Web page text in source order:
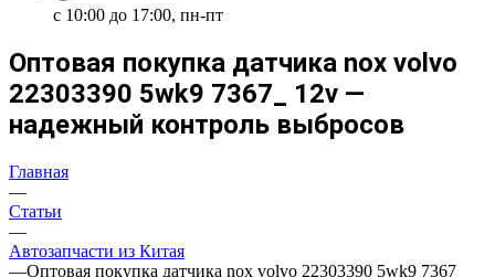
c 10:00 до 17:00, пн-пт
Оптовая покупка датчика nox volvo
22303390 5wk9 7367_ 12v —
надежный контроль выбросов
Главная
—
Статьи
—
Автозапчасти из Китая
—Оптовая покупка датчика nox volvo 22303390 5wk9 7367_